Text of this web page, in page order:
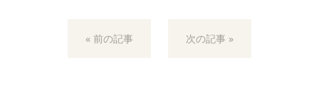
« 前の記事 次の記事 »